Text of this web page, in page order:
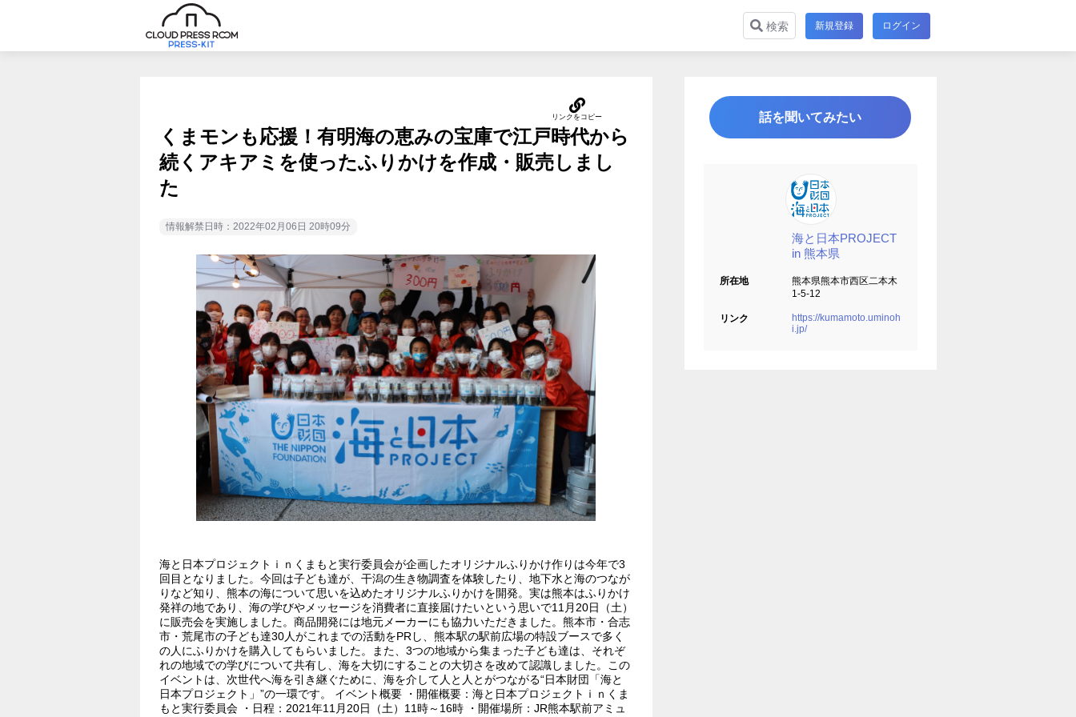
検索 新規登録 ログイン
くまモンも応援！有明海の恵みの宝庫で江戸時代から
続くアキアミを使ったふりかけを作成・販売しまし
た
情報解禁日時：2022年02月06日 20時09分
海と日本プロジェクトｉｎくまもと実行委員会が企画したオリジナルふりかけ作りは今年で3
回目となりました。今回は子ども達が、干潟の生き物調査を体験したり、地下水と海のつなが
りなど知り、熊本の海について思いを込めたオリジナルふりかけを開発。実は熊本はふりかけ
発祥の地であり、海の学びやメッセージを消費者に直接届けたいという思いで11月20日（土）
に販売会を実施しました。商品開発には地元メーカーにも協力いただきました。熊本市・合志
市・荒尾市の子ども達30人がこれまでの活動をPRし、熊本駅の駅前広場の特設ブースで多く
の人にふりかけを購入してもらいました。また、3つの地域から集まった子ども達は、それぞ
れの地域での学びについて共有し、海を大切にすることの大切さを改めて認識しました。この
イベントは、次世代へ海を引き継ぐために、海を介して人と人とがつながる“日本財団「海と
日本プロジェクト」”の一環です。 イベント概要 ・開催概要：海と日本プロジェクトｉｎくま
もと実行委員会 ・日程：2021年11月20日（土）11時～16時 ・開催場所：JR熊本駅前アミュ
話を聞いてみたい
海と日本PROJECT
in 熊本県
所在地
熊本県熊本市西区二本木
1-5-12
リンク
https://kumamoto.uminoh
i.jp/